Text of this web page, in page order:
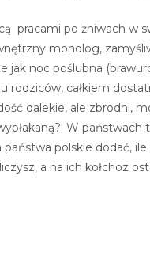
pracami po żniwach w
monolog,
noc poślubna
rodziców, całkiem
dalekie, ale zbrodni,
W
polskie dodać,
a na ich kołchoz